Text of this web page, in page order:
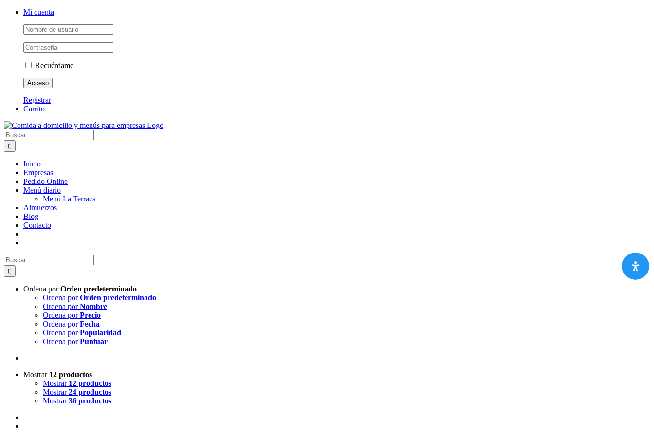
Saltar
contenido
Facebook
Instagram
PinterestMi cuenta
Recuérdame
Registrar
Carrito
Buscar:
Inicio
Empresas
Pedido Online
Menú diario
Menú La Terraza
Almuerzos
Blog
Contacto
Buscar:
Ordena porOrden predeterminado
Ordena porOrden predeterminado
Ordena porNombre
Ordena porPrecio
Ordena porFecha
Ordena porPopularidad
Ordena porPuntuar
Mostrar 12 productos
Mostrar 12 productos
Mostrar24 productos
Mostrar36 productos